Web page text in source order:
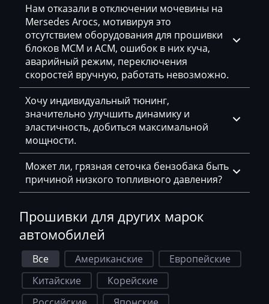
EcoLog
Eggersmann
Exeed
Faresin
Farmtrac
FAW
Fendt
Ford
Foton
Freightliner
Furukawa
Нам отказали в отключении мочевины на
Mersedes Arocs, мотивируя это
отсутствием оборудования для прошивки
блоков MCM и ACM, ошибок в них куча,
аварийный режим, переключения
скоростей вручную, работать невозможно.
Хочу индивидуальный тюнинг,
значительно улучшить динамику и
эластичность, добиться максимальной
мощности.
Может ли, грязная сеточка бензобака быть
причиной низкого топливного давления?
Прошивки для других марок
автомобилей
Все Американские
Европейские
Китайские
Корейские